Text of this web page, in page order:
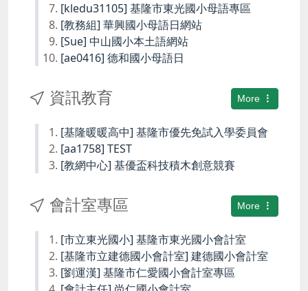
[kledu31105] 基隆市東光國小母語專區
[教務組] 華興國小母語日網站
[Sue] 中山國小本土語網站
[ae0416] 德和國小母語日
More
資訊教育
[基隆暖暖高中] 基隆市優先免試入學委員會
[aa1758] TEST
[教網中心] 基優盃科技積木創意競賽
More
會計室專區
[市立東光國小] 基隆市東光國小會計室
[基隆市立建德國小會計室] 建德國小會計室
[劉運漢] 基隆市仁愛國小會計室專區